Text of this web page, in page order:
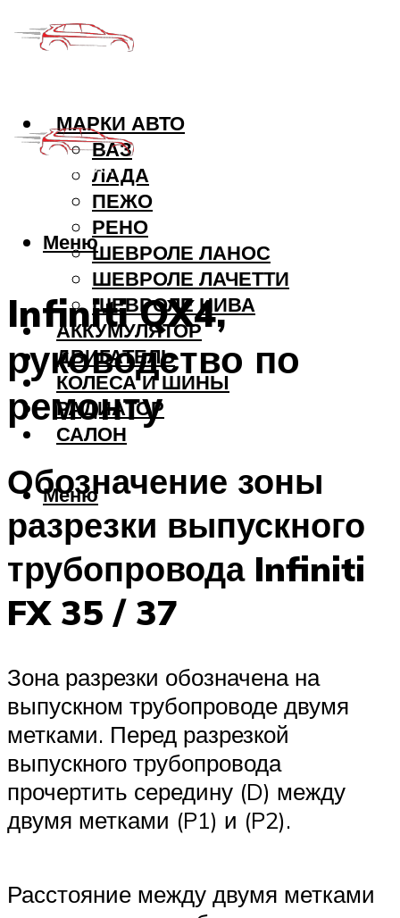
МАРКИ АВТО
ВАЗ
ЛАДА
ПЕЖО
РЕНО
ШЕВРОЛЕ ЛАНОС
ШЕВРОЛЕ ЛАЧЕТТИ
ШЕВРОЛЕ НИВА
АККУМУЛЯТОР
ДВИГАТЕЛЬ
КОЛЕСА И ШИНЫ
РАДИАТОР
САЛОН
Меню
Меню
Infiniti QX4,
руководство по
ремонту
Обозначение зоны
разрезки выпускного
трубопровода Infiniti
FX 35 / 37
Зона разрезки обозначена на
выпускном трубопроводе двумя
метками. Перед разрезкой
выпускного трубопровода
прочертить середину (D) между
двумя метками (P1) и (P2).
Расстояние между двумя метками